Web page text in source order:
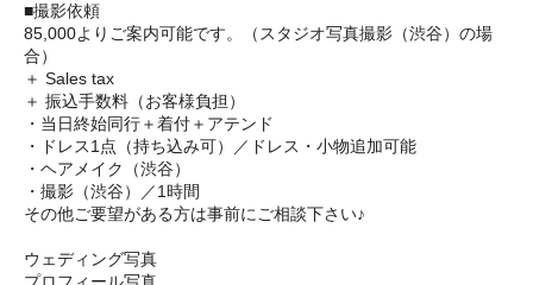
■撮影依頼
85,000よりご案内可能です。（スタジオ写真撮影（渋谷）の場
合）
＋ Sales tax
＋ 振込手数料（お客様負担）
・当日終始同行＋着付＋アテンド
・ドレス1点（持ち込み可）／ドレス・小物追加可能
・ヘアメイク（渋谷）
・撮影（渋谷）／1時間
その他ご要望がある方は事前にご相談下さい♪
ウェディング写真